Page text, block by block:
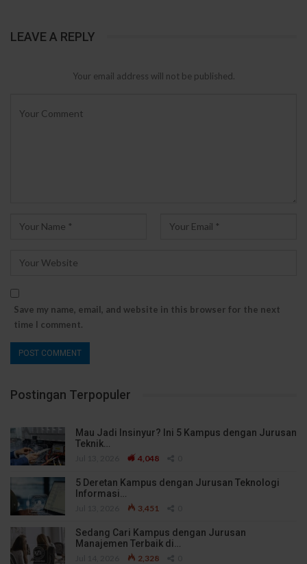
LEAVE A REPLY
Your email address will not be published.
Save my name, email, and website in this browser for the next
time I comment.
Postingan Terpopuler
Mau Jadi Insinyur? Ini 5 Kampus dengan Jurusan
Teknik…
4,048
5 Deretan Kampus dengan Jurusan Teknologi
Informasi…
3,451
Sedang Cari Kampus dengan Jurusan
Manajemen Terbaik di…
2,328